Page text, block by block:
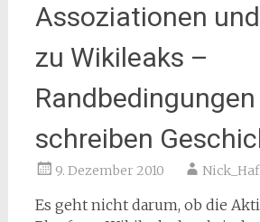
Assoziationen
zu Wikileaks –
Randbedingungen
schreiben
9. Dezember 2010
Es geht nicht darum, ob die